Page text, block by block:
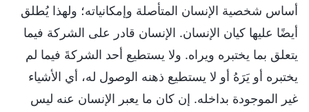
أساس شخصية الإنسان المتأصلة وإمكانياته؛ ولهذا يُطلق
أيضًا عليها كيان الإنسان. الإنسان قادر على الشركة فيما
يتعلق بما يختبره ويراه. ولا يستطيع أحد الشركةَ فيما لم
يختبره أو يَرَهُ أو لا يستطيع ذهنه الوصول له، أي الأشياء
غير الموجودة بداخله. إن كان ما يعبر الإنسان عنه ليس